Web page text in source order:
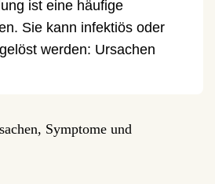
ist eine häufige
Sie kann infektiös oder
werden: Ursachen